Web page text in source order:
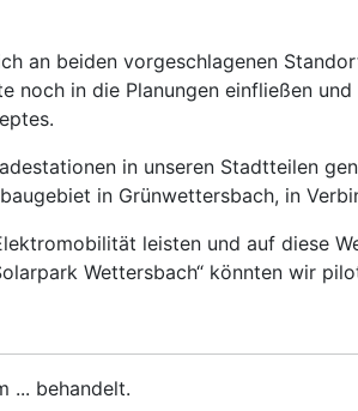
an beiden vorgeschlagenen
noch in die Planungen einfließen
in unseren Stadtteilen
in Grünwettersbach, in
leisten und auf diese
Wettersbach“ könnten wir
... behandelt.